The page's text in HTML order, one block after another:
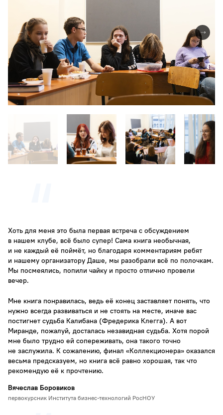
Хоть для меня это была первая встреча с обсуждением
в нашем клубе, всё было супер! Сама книга необычная,
и не каждый её поймёт, но благодаря комментариям ребят
и нашему организатору Даше, мы разобрали всё по полочкам.
Мы посмеялись, попили чайку и просто отлично провели
вечер.
Мне книга понравилась, ведь её конец заставляет понять, что
нужно всегда развиваться и не стоять на месте, иначе вас
постигнет судьба Калибана (Фредерика Клегга). А вот
Миранде, пожалуй, досталась незавидная судьба. Хотя порой
мне было трудно ей сопереживать, она такого точно
не заслужила. К сожалению, финал «Коллекционера» оказался
весьма предсказуем, но книга всё равно хорошая, так что
рекомендую её к прочтению.
Вячеслав Боровиков
первокурсник Института бизнес-технологий РосНОУ